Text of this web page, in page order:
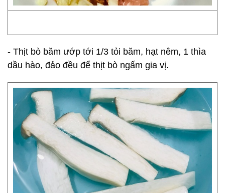
- Thịt bò băm ướp tới 1/3 tỏi băm, hạt nêm, 1 thìa
dầu hào, đảo đều để thịt bò ngấm gia vị.